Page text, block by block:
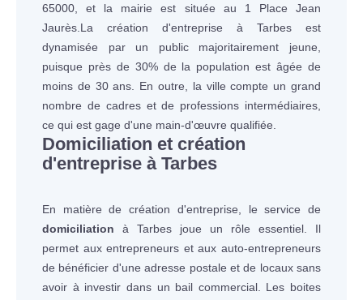
65000, et la mairie est située au 1 Place Jean
Jaurès.La création d'entreprise à Tarbes est
dynamisée par un public majoritairement jeune,
puisque près de 30% de la population est âgée de
moins de 30 ans. En outre, la ville compte un grand
nombre de cadres et de professions intermédiaires,
ce qui est gage d'une main-d'œuvre qualifiée.
Domiciliation et création
d'entreprise à Tarbes
En matière de création d'entreprise, le service de
domiciliation à Tarbes joue un rôle essentiel. Il
permet aux entrepreneurs et aux auto-entrepreneurs
de bénéficier d'une adresse postale et de locaux sans
avoir à investir dans un bail commercial. Les boites